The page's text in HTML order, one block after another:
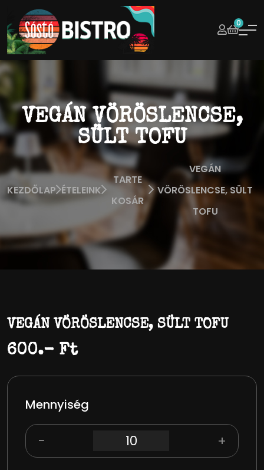
0
VEGÁN VÖRÖSLENCSE,
SÜLT TOFU
KEZDŐLAP ÉTELEINK
TARTE
KOSÁR
VEGÁN
VÖRÖSLENCSE, SÜLT
TOFU
VEGÁN VÖRÖSLENCSE, SÜLT TOFU
600.- Ft
Mennyiség
− +